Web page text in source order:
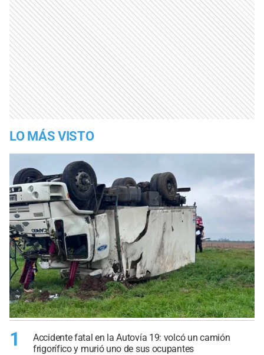
LO MÁS VISTO
1
Accidente fatal en la Autovía 19: volcó un camión
frigorífico y murió uno de sus ocupantes